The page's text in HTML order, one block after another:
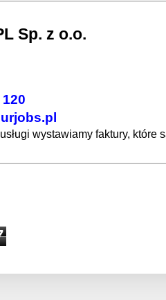
Sp. z o.o.
wystawiamy faktury, które